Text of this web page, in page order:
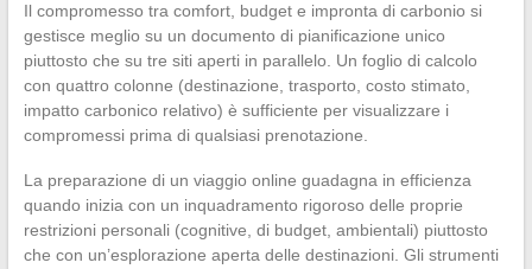
Il compromesso tra comfort, budget e impronta di carbonio si
gestisce meglio su un documento di pianificazione unico
piuttosto che su tre siti aperti in parallelo. Un foglio di calcolo
con quattro colonne (destinazione, trasporto, costo stimato,
impatto carbonico relativo) è sufficiente per visualizzare i
compromessi prima di qualsiasi prenotazione.
La preparazione di un viaggio online guadagna in efficienza
quando inizia con un inquadramento rigoroso delle proprie
restrizioni personali (cognitive, di budget, ambientali) piuttosto
che con un’esplorazione aperta delle destinazioni. Gli strumenti